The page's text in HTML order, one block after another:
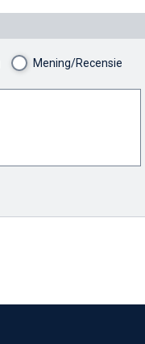
Mening/Recensie